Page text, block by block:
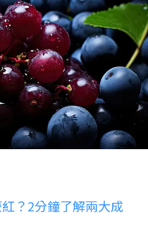
？2分鐘了解兩大成